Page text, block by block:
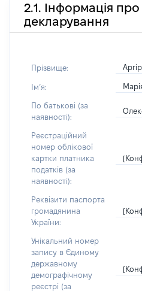
2.1. Інформація про
декларування
Прізвище:
Імʼя:
По батькові (за
наявності):
Реєстраційний
номер облікової
картки платника
податків (за
наявності):
Реквізити паспорта
громадянина
України:
Унікальний номер
запису в Єдиному
державному
демографічному
реєстрі (за